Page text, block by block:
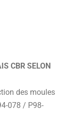
CBR SELON
des moules
078 / P98-